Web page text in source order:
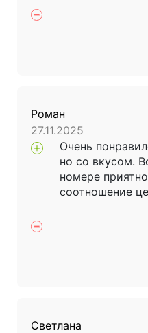
Роман
27.11.2025
Очень
но со вкусом.
номере
соотношение
Светлана